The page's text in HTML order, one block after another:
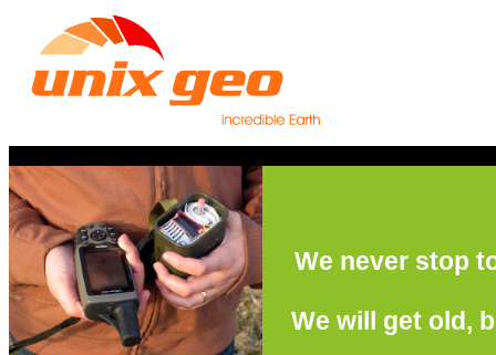
We never stop
We will get old,